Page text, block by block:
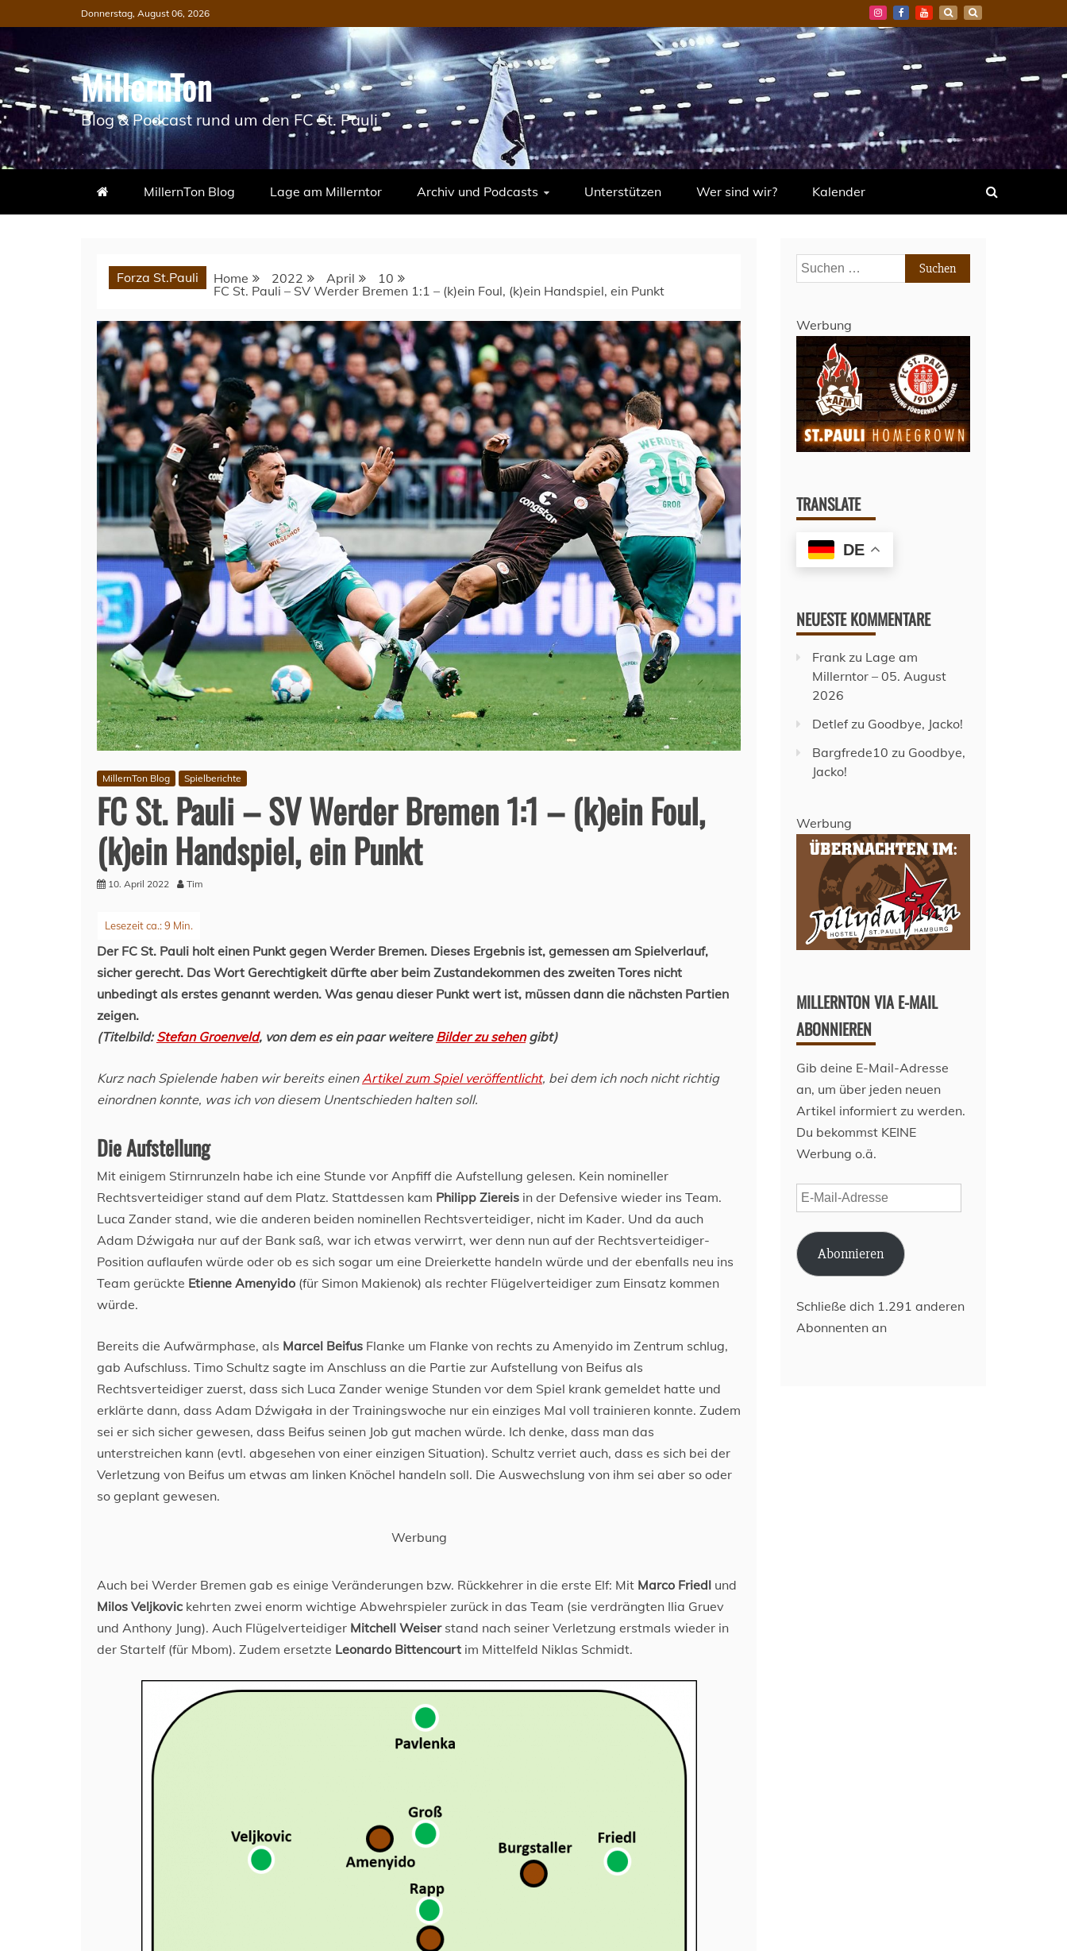
to
content
Donnerstag, August 06, 2026
MillernTon
Blog & Podcast rund um den FC St. Pauli
MillernTon Blog Lage am Millerntor Archiv und Podcasts Unterstützen Wer sind wir? Kalender
Forza St.Pauli Home 2022 April
10
FC St. Pauli – SV Werder Bremen 1:1 – (k)ein Foul, (k)ein Handspiel, ein Punkt
MillernTon Blog Spielberichte
FC St. Pauli – SV Werder Bremen 1:1 – (k)ein Foul,
(k)ein Handspiel, ein Punkt
10. April 2022 Tim
Der FC St. Pauli holt einen Punkt gegen Werder Bremen. Dieses Ergebnis ist, gemessen am Spielverlauf,
sicher gerecht. Das Wort Gerechtigkeit dürfte aber beim Zustandekommen des zweiten Tores nicht
unbedingt als erstes genannt werden. Was genau dieser Punkt wert ist, müssen dann die nächsten Partien
zeigen.
(Titelbild:Stefan Groenveld, von dem es ein paar weitere Bilder zu sehengibt)
Kurz nach Spielende haben wir bereits einen Artikel zum Spiel veröffentlicht, bei dem ich noch nicht richtig
einordnen konnte, was ich von diesem Unentschieden halten soll.
Die Aufstellung
Mit einigem Stirnrunzeln habe ich eine Stunde vor Anpfiff die Aufstellung gelesen. Kein nomineller
Rechtsverteidiger stand auf dem Platz. Stattdessen kam Philipp Ziereis in der Defensive wieder ins Team.
Luca Zander stand, wie die anderen beiden nominellen Rechtsverteidiger, nicht im Kader. Und da auch
Adam Dźwigała nur auf der Bank saß, war ich etwas verwirrt, wer denn nun auf der Rechtsverteidiger-
Position auflaufen würde oder ob es sich sogar um eine Dreierkette handeln würde und der ebenfalls neu ins
Team gerückte Etienne Amenyido (für Simon Makienok) als rechter Flügelverteidiger zum Einsatz kommen
würde.
Bereits die Aufwärmphase, als Marcel Beifus Flanke um Flanke von rechts zu Amenyido im Zentrum schlug,
gab Aufschluss. Timo Schultz sagte im Anschluss an die Partie zur Aufstellung von Beifus als
Rechtsverteidiger zuerst, dass sich Luca Zander wenige Stunden vor dem Spiel krank gemeldet hatte und
erklärte dann, dass Adam Dźwigała in der Trainingswoche nur ein einziges Mal voll trainieren konnte. Zudem
sei er sich sicher gewesen, dass Beifus seinen Job gut machen würde. Ich denke, dass man das
unterstreichen kann (evtl. abgesehen von einer einzigen Situation). Schultz verriet auch, dass es sich bei der
Verletzung von Beifus um etwas am linken Knöchel handeln soll. Die Auswechslung von ihm sei aber so oder
so geplant gewesen.
Werbung
Auch bei Werder Bremen gab es einige Veränderungen bzw. Rückkehrer in die erste Elf: Mit Marco Friedl und
Milos Veljkovic kehrten zwei enorm wichtige Abwehrspieler zurück in das Team (sie verdrängten Ilia Gruev
und Anthony Jung). Auch Flügelverteidiger Mitchell Weiserstand nach seiner Verletzung erstmals wieder in
der Startelf (für Mbom). Zudem ersetzte Leonardo Bittencourt im Mittelfeld Niklas Schmidt.
Suchen
nach:
Werbung
TRANSLATE
DE
NEUESTE KOMMENTARE
Frank zu Lage am
Millerntor – 05. August
2026
Detlefzu Goodbye, Jacko!
Bargfrede10 zu Goodbye,
Jacko!
Werbung
MILLERNTON VIA E-MAIL
ABONNIEREN
Gib deine E-Mail-Adresse
an, um über jeden neuen
Artikel informiert zu werden.
Du bekommst KEINE
Werbung o.ä.
E-
Mail-
Adresse
Abonnieren
Schließe dich 1.291 anderen
Abonnenten an